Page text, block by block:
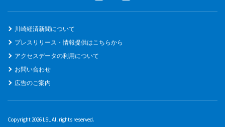
川崎経済新聞について
プレスリリース・情報提供はこちらから
アクセスデータの利用について
お問い合わせ
広告のご案内
Copyright 2026 LSL All rights reserved.